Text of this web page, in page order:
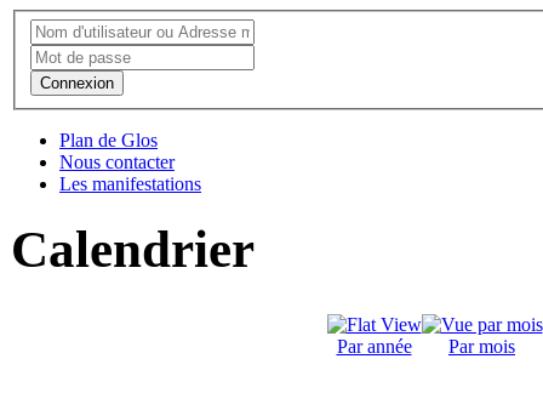
Connexion
Plan de Glos
Nous contacter
Les manifestations
Calendrier
Par année Par mois